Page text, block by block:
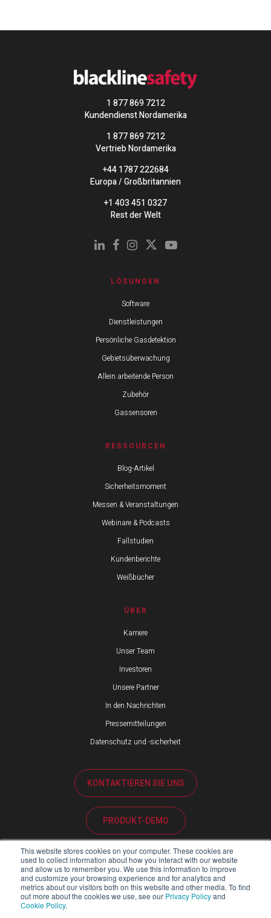
This website stores cookies on your computer. These cookies are
used to collect information about how you interact with our website
and allow us to remember you. We use this information to improve
and customize your browsing experience and for analytics and
metrics about our visitors both on this website and other media. To find
out more about the cookies we use, see our Privacy Policyand
Cookie Policy.
1 877 869 7212
Kundendienst Nordamerika
1 877 869 7212
Vertrieb Nordamerika
+44 1787 222684
Europa / Großbritannien
+1 403 451 0327
Rest der Welt
LÖSUNGEN
Software
Dienstleistungen
Persönliche Gasdetektion
Gebietsüberwachung
Allein arbeitende Person
Zubehör
Gassensoren
RESSOURCEN
Blog-Artikel
Sicherheitsmoment
Messen & Veranstaltungen
Webinare & Podcasts
Fallstudien
Kundenberichte
Weißbücher
ÜBER
Karriere
Unser Team
Investoren
Unsere Partner
In den Nachrichten
Pressemitteilungen
Datenschutz und -sicherheit
KONTAKTIEREN SIE UNS
PRODUKT-DEMO
KUNDENBETREUUNG
PARTNER-PORTAL